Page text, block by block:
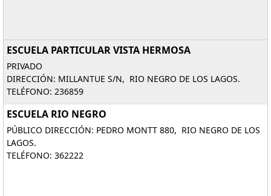
ESCUELA PARTICULAR VISTA HERMOSA
PRIVADO
DIRECCIÓN: MILLANTUE S/N, RIO NEGRO DE LOS LAGOS.
TELÉFONO: 236859
ESCUELA RIO NEGRO
PÚBLICO DIRECCIÓN: PEDRO MONTT 880, RIO NEGRO DE LOS
LAGOS.
TELÉFONO: 362222